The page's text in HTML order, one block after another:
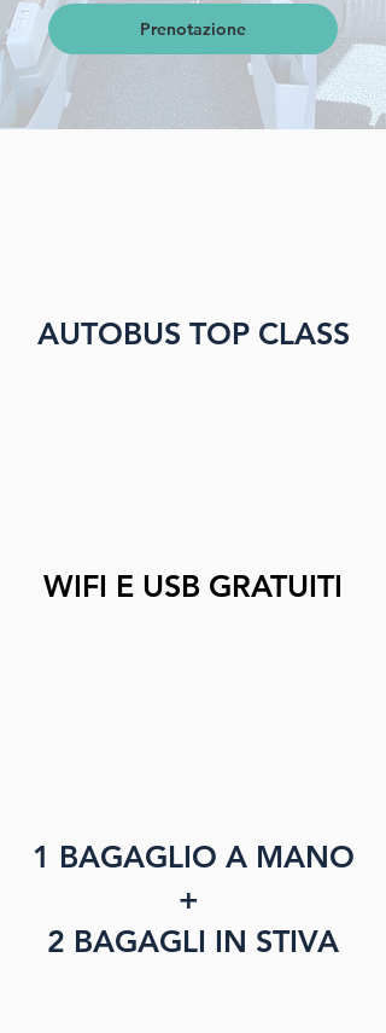
Prenotazione
AUTOBUS TOP CLASS
WIFI E USB GRATUITI
1 BAGAGLIO A MANO
+
2 BAGAGLI IN STIVA